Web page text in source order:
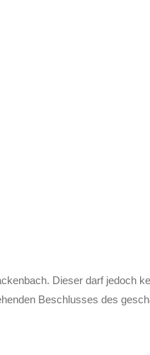
Dieser darf jedoch
Beschlusses des